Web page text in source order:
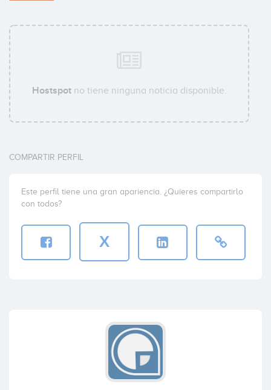
Hostspotno tiene ninguna noticia disponible.
COMPARTIR PERFIL
Este perfil tiene una gran apariencia. ¿Quieres compartirlo
con todos?
X